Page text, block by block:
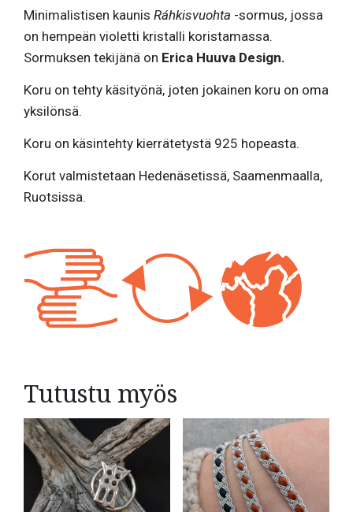
Minimalistisen kaunis Ráhkisvuohta -sormus, jossa
on hempeän violetti kristalli koristamassa.
Sormuksen tekijänä on Erica Huuva Design.
Koru on tehty käsityönä, joten jokainen koru on oma
yksilönsä.
Koru on käsintehty kierrätetystä 925 hopeasta.
Korut valmistetaan Hedenäsetissä, Saamenmaalla,
Ruotsissa.
Tutustu myös